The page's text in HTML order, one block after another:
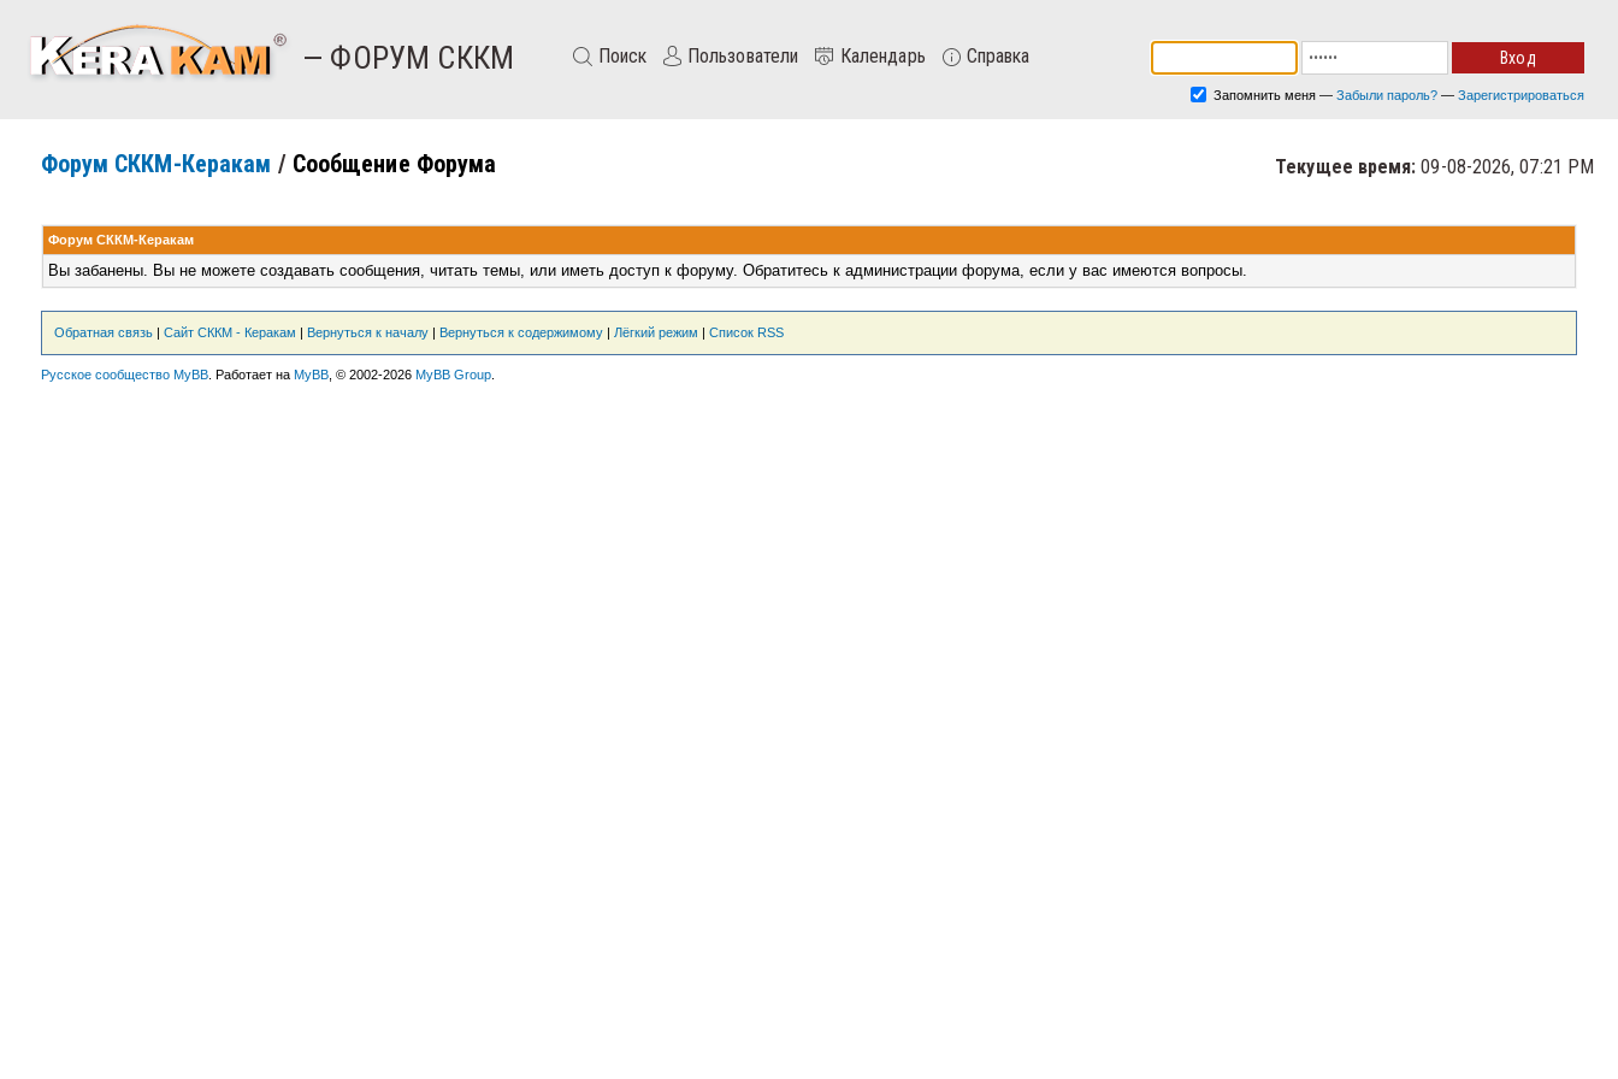
— ФОРУМ СККМ Поиск Пользователи Календарь Справка
Запомнить меня — Забыли пароль? — Зарегистрироваться
Текущее время: 09-08-2026, 07:21 PM
Форум СККМ-Керакам / Сообщение Форума
Форум СККМ-Керакам
Вы забанены. Вы не можете создавать сообщения, читать темы, или иметь доступ к форуму. Обратитесь к администрации форума, если у вас имеются вопросы.
Обратная связь| Сайт СККМ - Керакам | Вернуться к началу| Вернуться к содержимому| Лёгкий режим | Список RSS
Русское сообщество MyBB. Работает на MyBB, © 2002-2026 MyBB Group.